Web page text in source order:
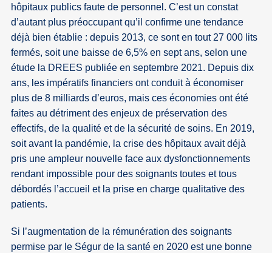
hôpitaux publics faute de personnel. C’est un constat
d’autant plus préoccupant qu’il confirme une tendance
déjà bien établie : depuis 2013, ce sont en tout 27 000 lits
fermés, soit une baisse de 6,5% en sept ans, selon une
étude la DREES publiée en septembre 2021. Depuis dix
ans, les impératifs financiers ont conduit à économiser
plus de 8 milliards d’euros, mais ces économies ont été
faites au détriment des enjeux de préservation des
effectifs, de la qualité et de la sécurité de soins. En 2019,
soit avant la pandémie, la crise des hôpitaux avait déjà
pris une ampleur nouvelle face aux dysfonctionnements
rendant impossible pour des soignants toutes et tous
débordés l’accueil et la prise en charge qualitative des
patients.
Si l’augmentation de la rémunération des soignants
permise par le Ségur de la santé en 2020 est une bonne